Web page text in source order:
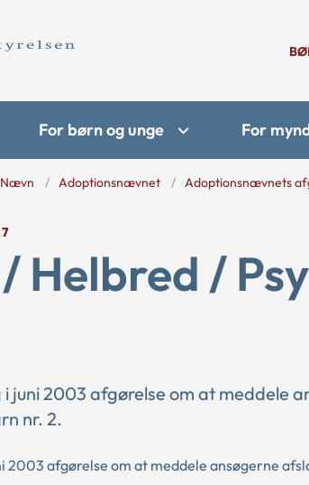
For børn og unge For
Nævn Adoptionsnævnet Adoptionsnævnets
/ Helbred /
juni 2003 afgørelse om at meddele
nr. 2.
2003 afgørelse om at meddele ansøgerne